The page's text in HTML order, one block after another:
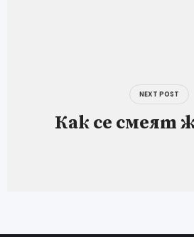
NEXT POST
Как се смеят